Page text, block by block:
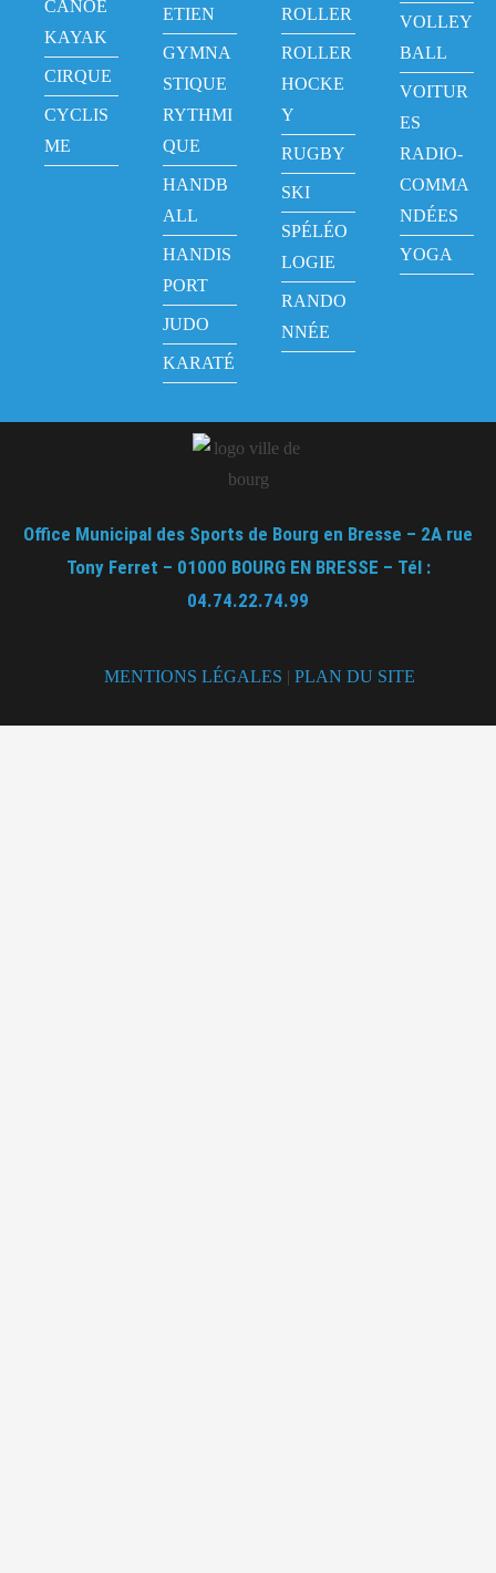
CANOË
KAYAK
CIRQUE
CYCLIS
ME
ETIEN
GYMNA
STIQUE
RYTHMI
QUE
HANDB
ALL
HANDIS
PORT
JUDO
KARATÉ
ROLLER
ROLLER
HOCKE
Y
RUGBY
SKI
SPÉLÉO
LOGIE
RANDO
NNÉE
VOLLEY
BALL
VOITUR
ES
RADIO-
COMMA
NDÉES
YOGA
Office Municipal des Sports de Bourg en Bresse – 2A rue
Tony Ferret – 01000 BOURG EN BRESSE – Tél :
04.74.22.74.99
MENTIONS LÉGALES | PLAN DU SITE